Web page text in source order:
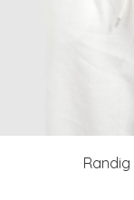
Randig